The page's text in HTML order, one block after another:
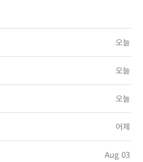
오늘
오늘
오늘
어제
Aug 03